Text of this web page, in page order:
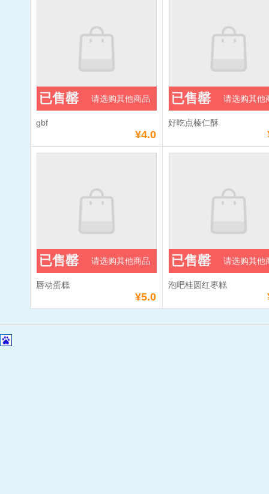
gbf
¥4.0
已售罄 请选购其他商品
好吃点榛仁酥
已售罄 请选购其他
唇动蛋糕
¥5.0
已售罄 请选购其他商品
泡吧桂圆红枣糕
已售罄 请选购其他